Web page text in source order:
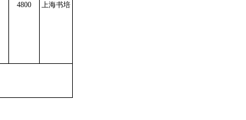
4800 上海书培